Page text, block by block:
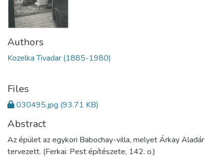
Authors
Kozelka Tivadar (1885-1980)
Files
030495.jpg (93.71 KB)
Abstract
Az épület az egykori Babochay-villa, melyet Árkay Aladár
tervezett. (Ferkai: Pest építészete, 142. o.)